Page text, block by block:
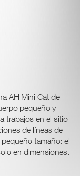
AH Mini Cat de
pequeño y
trabajos en el sitio
de líneas de
tamaño: el
en dimensiones.